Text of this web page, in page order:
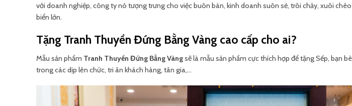
với doanh nghiệp, công ty nó tượng trưng cho việc buôn bán, kinh doanh suôn sẻ, trôi chảy, xuôi
biển lớn.
Tặng Tranh Thuyền Đứng Bằng Vàng cao cấp cho ai?
Mẫu sản phẩm Tranh Thuyền Đứng Bằng Vàngsẽ là mẫu sản phẩm cực thích hợp để tặng Sếp, bạn
trong các dịp lên chức, tri ân khách hàng, tân gia,…